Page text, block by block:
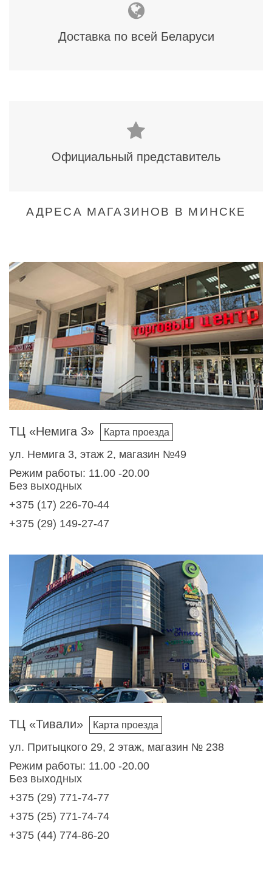
Доставка по всей Беларуси
Официальный представитель
АДРЕСА МАГАЗИНОВ В МИНСКЕ
ТЦ «Немига 3» Карта проезда
ул. Немига 3, этаж 2, магазин №49
Режим работы: 11.00 -20.00
Без выходных
+375 (17) 226-70-44
+375 (29) 149-27-47
ТЦ «Тивали» Карта проезда
ул. Притыцкого 29, 2 этаж, магазин № 238
Режим работы: 11.00 -20.00
Без выходных
+375 (29) 771-74-77
+375 (25) 771-74-74
+375 (44) 774-86-20